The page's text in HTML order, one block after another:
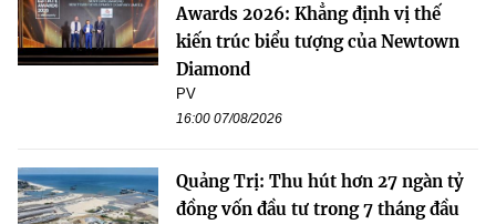
Awards 2026: Khẳng định vị thế
kiến trúc biểu tượng của Newtown
Diamond
PV
16:00 07/08/2026
Quảng Trị: Thu hút hơn 27 ngàn tỷ
đồng vốn đầu tư trong 7 tháng đầu